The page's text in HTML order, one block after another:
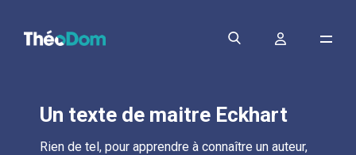
Un texte de maitre Eckhart
Rien de tel, pour apprendre à connaître un auteur,